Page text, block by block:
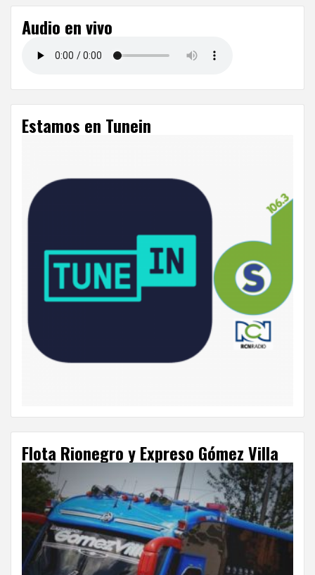
Audio en vivo
Estamos en Tunein
Flota Rionegro y Expreso Gómez Villa